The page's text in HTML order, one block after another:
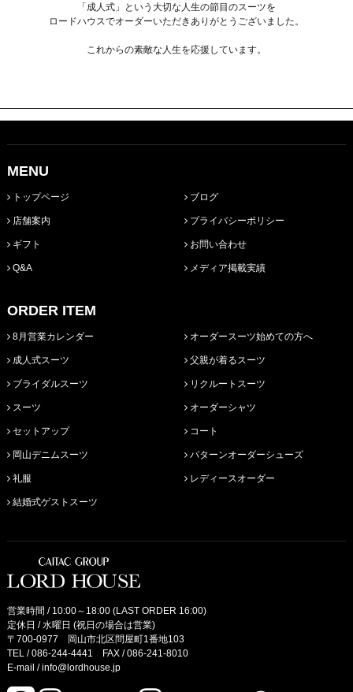
「成人式」という大切な人生の節目のスーツを
ロードハウスでオーダーいただきありがとうございました。
これからの素敵な人生を応援しています。
MENU
トップページ
店舗案内
ギフト
Q&A
ブログ
プライバシーポリシー
お問い合わせ
メディア掲載実績
ORDER ITEM
8月営業カレンダー
成人式スーツ
ブライダルスーツ
スーツ
セットアップ
岡山デニムスーツ
礼服
結婚式ゲストスーツ
オーダースーツ始めての方へ
父親が着るスーツ
リクルートスーツ
オーダーシャツ
コート
パターンオーダーシューズ
レディースオーダー
営業時間 / 10:00～18:00 (LAST ORDER 16:00)
定休日 / 水曜日 (祝日の場合は営業)
〒700-0977 岡山市北区問屋町1番地103
TEL /086-244-4441 FAX / 086-241-8010
E-mail /info@lordhouse.jp